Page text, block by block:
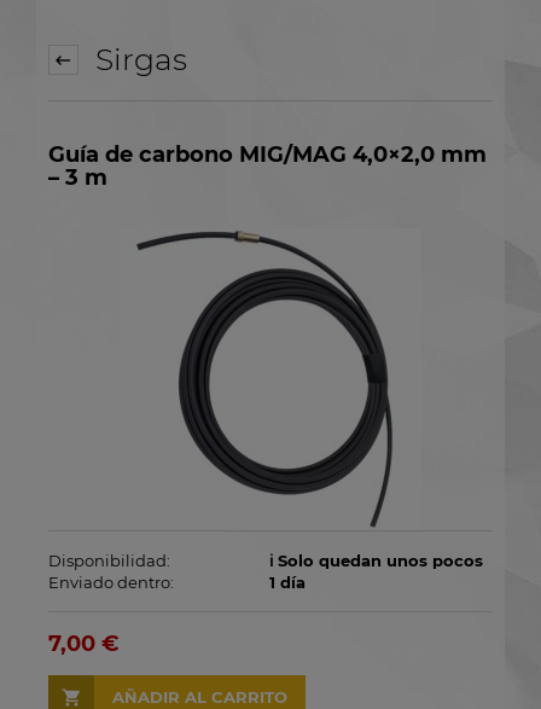
Sirgas
Guía de carbono MIG/MAG 4,0×2,0 mm
– 3 m
Disponibilidad:
ℹ️ Solo quedan unos pocos
Enviado dentro:
1 día
7,00 €
AÑADIR AL CARRITO